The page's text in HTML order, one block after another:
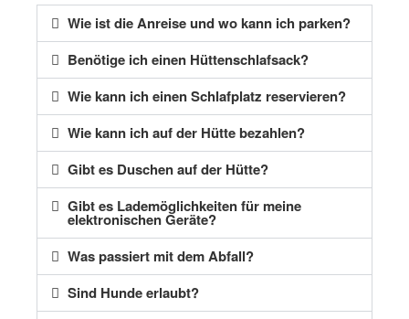
Wie ist die Anreise und wo kann ich parken?
Benötige ich einen Hüttenschlafsack?
Wie kann ich einen Schlafplatz reservieren?
Wie kann ich auf der Hütte bezahlen?
Gibt es Duschen auf der Hütte?
Gibt es Lademöglichkeiten für meine
elektronischen Geräte?
Was passiert mit dem Abfall?
Sind Hunde erlaubt?